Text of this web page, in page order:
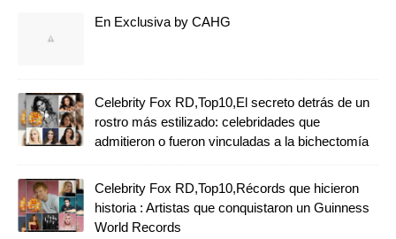
En Exclusiva by CAHG
Celebrity Fox RD,Top10,El secreto detrás de un
rostro más estilizado: celebridades que
admitieron o fueron vinculadas a la bichectomía
Celebrity Fox RD,Top10,Récords que hicieron
historia : Artistas que conquistaron un Guinness
World Records